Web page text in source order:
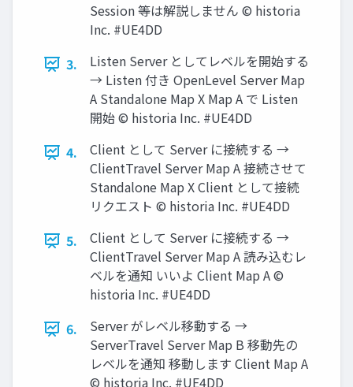
Session 等は解説しません © historia
Inc. #UE4DD
3.
Listen Server としてレベルを開始する
→ Listen 付き OpenLevel Server Map
A Standalone Map X Map A で Listen
開始 © historia Inc. #UE4DD
4.
Client として Server に接続する →
ClientTravel Server Map A 接続させて
Standalone Map X Client として接続
リクエスト © historia Inc. #UE4DD
5.
Client として Server に接続する →
ClientTravel Server Map A 読み込むレ
ベルを通知 いいよ Client Map A ©
historia Inc. #UE4DD
6.
Server がレベル移動する →
ServerTravel Server Map B 移動先の
レベルを通知 移動します Client Map A
© historia Inc. #UE4DD